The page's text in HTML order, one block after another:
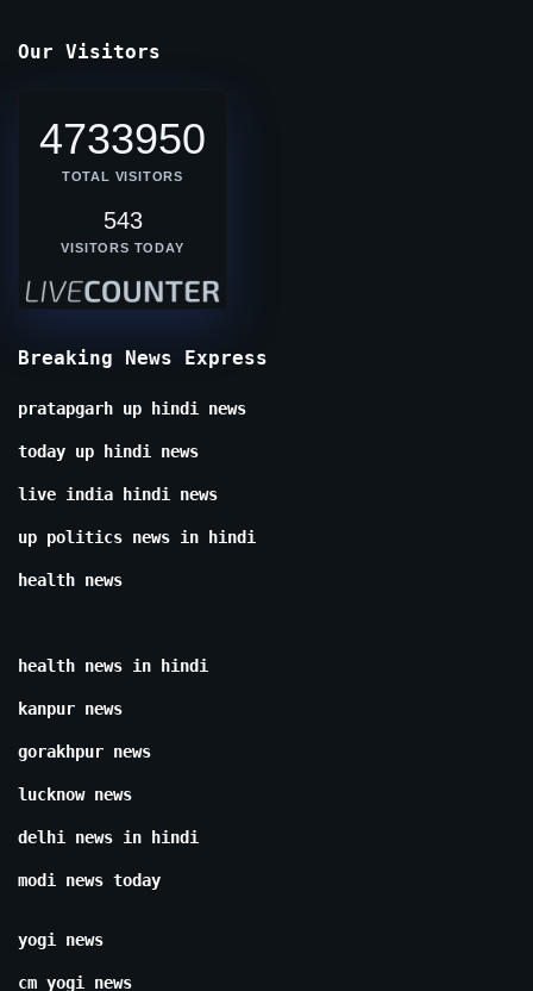
Our Visitors
4733950
TOTAL VISITORS
543
VISITORS TODAY
Breaking News Express
pratapgarh up hindi news
today up hindi news
live india hindi news
up politics news in hindi
health news
health news in hindi
kanpur news
gorakhpur news
lucknow news
delhi news in hindi
modi news today
yogi news
cm yogi news